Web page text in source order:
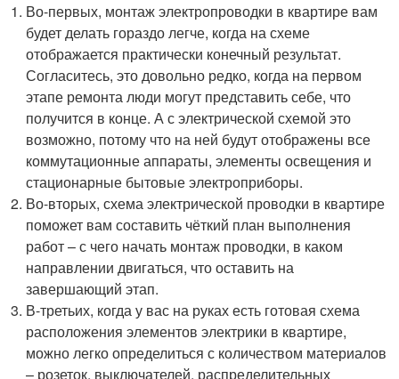
Во-первых, монтаж электропроводки в квартире вам
будет делать гораздо легче, когда на схеме
отображается практически конечный результат.
Согласитесь, это довольно редко, когда на первом
этапе ремонта люди могут представить себе, что
получится в конце. А с электрической схемой это
возможно, потому что на ней будут отображены все
коммутационные аппараты, элементы освещения и
стационарные бытовые электроприборы.
Во-вторых, схема электрической проводки в квартире
поможет вам составить чёткий план выполнения
работ – с чего начать монтаж проводки, в каком
направлении двигаться, что оставить на
завершающий этап.
В-третьих, когда у вас на руках есть готовая схема
расположения элементов электрики в квартире,
можно легко определиться с количеством материалов
– розеток, выключателей, распределительных